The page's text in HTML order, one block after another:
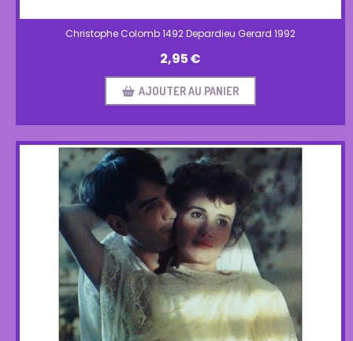
Christophe Colomb 1492 Depardieu Gerard 1992
2,95€
AJOUTER AU PANIER